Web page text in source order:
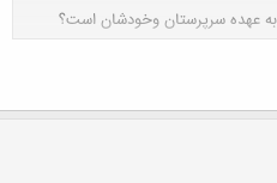
عهده سرپرستان وخودشان است؟